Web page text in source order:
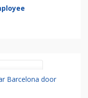
Barcelona door